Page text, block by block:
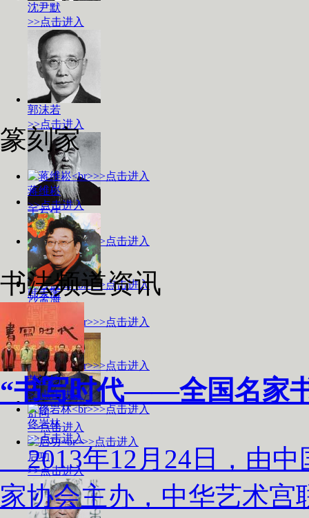
沈尹默
>>点击进入
郭沫若
>>点击进入
于右任
>>点击进入
林散之
>>点击进入
沙孟海
>>点击进入
舒同
>>点击进入
启功
>>点击进入
篆刻家
蒋维崧
>>点击进入
韩天衡
>>点击进入
骆芃芃
>>点击进入
荣鸿钧
>>点击进入
佟岩林
>>点击进入
书法频道资讯
“书写时代——全国名家
2013年12月24日，由
家协会主办，中华艺术